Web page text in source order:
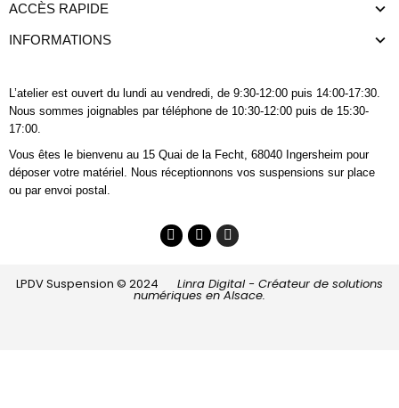
ACCÈS RAPIDE
INFORMATIONS
L’atelier est ouvert du lundi au vendredi, de 9:30-12:00 puis 14:00-17:30.
Nous sommes joignables par téléphone de 10:30-12:00 puis de 15:30-
17:00.
Vous êtes le bienvenu au 15 Quai de la Fecht, 68040 Ingersheim pour
déposer votre matériel. Nous réceptionnons vos suspensions sur place
ou par envoi postal.
LPDV Suspension © 2024 Linra Digital - Créateur de solutions
numériques en Alsace.